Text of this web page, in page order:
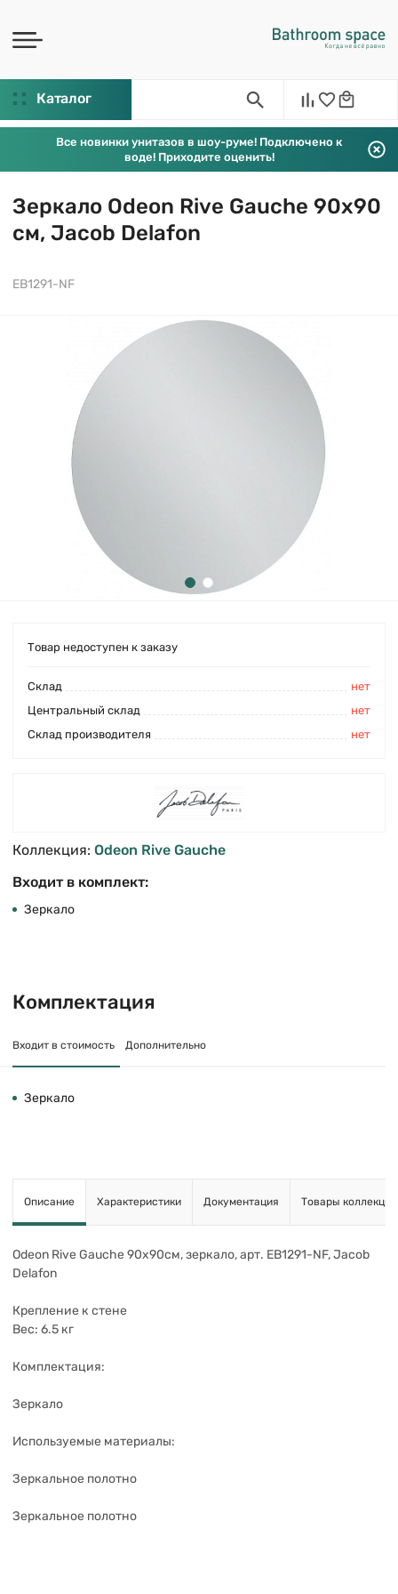
Каталог
Все новинки унитазов в шоу-руме! Подключено к
воде! Приходите оценить!
Зеркало Odeon Rive Gauche 90х90
см, Jacob Delafon
EB1291-NF
Товар недоступен к заказу
Cклад
нет
Центральный склад
нет
Склад производителя
нет
Коллекция: Odeon Rive Gauche
Входит в комплект:
Зеркало
Комплектация
Входит в стоимость Дополнительно
Зеркало
Описание Характеристики Документация Товары коллекции
Odeon Rive Gauche 90х90см, зеркало, арт. EB1291-NF, Jacob
Delafon
Крепление к стене
Вес: 6.5 кг
Комплектация:
Зеркало
Используемые материалы:
Зеркальное полотно
Зеркальное полотно